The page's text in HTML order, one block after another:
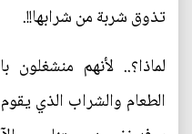
تذوق شربة من شرابها!!.
لماذا؟.. لأنهم منشغلون
الطعام والشراب الذي